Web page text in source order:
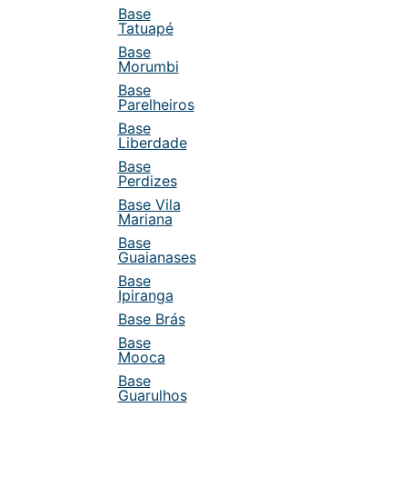
Base
Tatuapé
Base
Morumbi
Base
Parelheiros
Base
Liberdade
Base
Perdizes
Base Vila
Mariana
Base
Guaianases
Base
Ipiranga
Base Brás
Base
Mooca
Base
Guarulhos